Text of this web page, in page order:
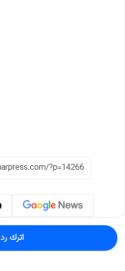
اترك رد